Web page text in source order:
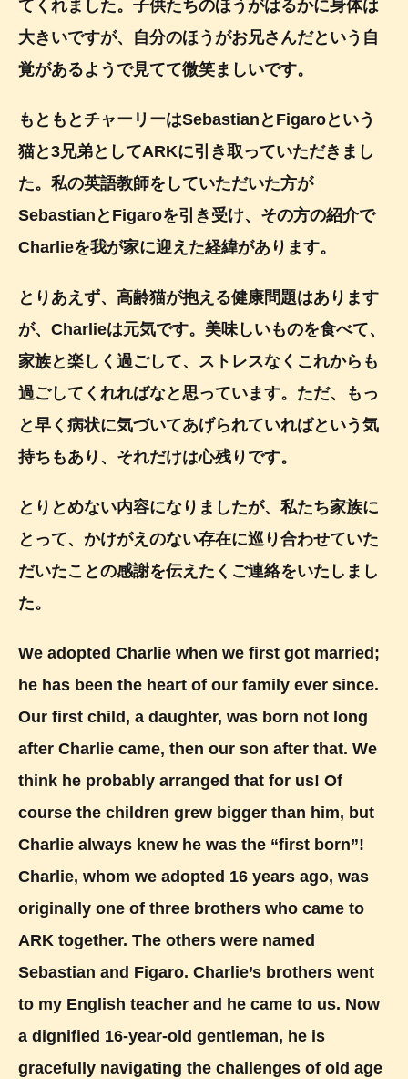
てくれました。子供たちのほうがはるかに身体は
大きいですが、自分のほうがお兄さんだという自
覚があるようで見てて微笑ましいです。
もともとチャーリーはSebastianとFigaroという
猫と3兄弟としてARKに引き取っていただきまし
た。私の英語教師をしていただいた方が
SebastianとFigaroを引き受け、その方の紹介で
Charlieを我が家に迎えた経緯があります。
とりあえず、高齢猫が抱える健康問題はあります
が、Charlieは元気です。美味しいものを食べて、
家族と楽しく過ごして、ストレスなくこれからも
過ごしてくれればなと思っています。ただ、もっ
と早く病状に気づいてあげられていればという気
持ちもあり、それだけは心残りです。
とりとめない内容になりましたが、私たち家族に
とって、かけがえのない存在に巡り合わせていた
だいたことの感謝を伝えたくご連絡をいたしまし
た。
We adopted Charlie when we first got married;
he has been the heart of our family ever since.
Our first child, a daughter, was born not long
after Charlie came, then our son after that. We
think he probably arranged that for us! Of
course the children grew bigger than him, but
Charlie always knew he was the “first born”!
Charlie, whom we adopted 16 years ago, was
originally one of three brothers who came to
ARK together. The others were named
Sebastian and Figaro. Charlie’s brothers went
to my English teacher and he came to us. Now
a dignified 16-year-old gentleman, he is
gracefully navigating the challenges of old age